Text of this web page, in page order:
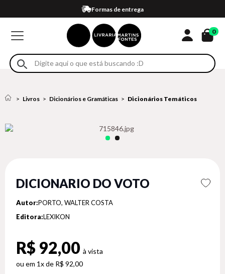
Formas de entrega
Compra 100% segura
Em até 4x sem juros no cartão*
Retire na loja
Eventos
0
Livros Dicionários e Gramáticas Dicionários Temáticos
DICIONARIO DO VOTO
Autor:PORTO, WALTER COSTA
Editora:LEXIKON
R$ 92,00
1x de R$ 92,00